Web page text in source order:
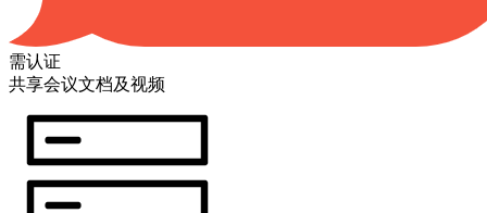
需认证
共享会议文档及视频